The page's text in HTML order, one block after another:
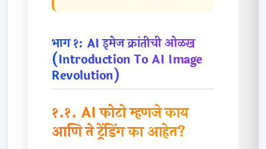
भाग १: AI इमेज क्रांतीची ओळख
(Introduction To AI Image
Revolution)
१.१. AI फोटो म्हणजे काय
आणि ते ट्रेंडिंग का आहेत?